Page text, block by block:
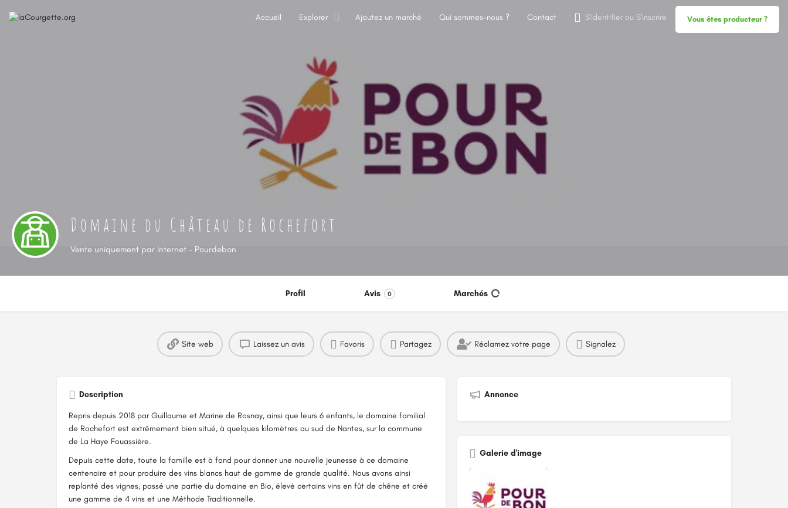
Accueil Explorer Ajoutez un marché Qui sommes-nous ? Contact S'identifier ou S'inscrire Vous êtes producteur ?
Domaine du Château de Rochefort
Vente uniquement par Internet - Pourdebon
Profil Avis 0 Marchés
Site web Laissez un avis Favoris Partagez Réclamez votre page Signalez
Description
Repris depuis 2018 par Guillaume et Marine de Rosnay, ainsi que leurs 6 enfants, le domaine familial
de Rochefort est extrêmement bien situé, à quelques kilomètres au sud de Nantes, sur la commune
de La Haye Fouassière.
Depuis cette date, toute la famille est à fond pour donner une nouvelle jeunesse à ce domaine
centenaire et pour produire des vins blancs haut de gamme de grande qualité. Nous avons ainsi
replanté des vignes, passé une partie du domaine en Bio, élevé certains vins en fût de chêne et créé
une gamme de 4 vins et une Méthode Traditionnelle.
Annonce
Galerie d'image